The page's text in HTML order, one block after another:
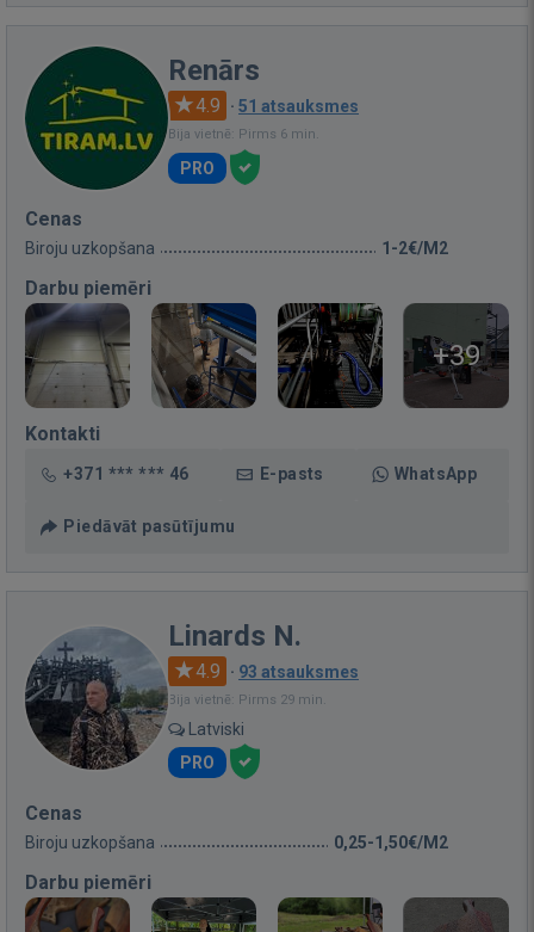
Renārs
4.9 · 51 atsauksmes
Bija vietnē: Pirms 6 min.
PRO
Cenas
Biroju uzkopšana 1-2€/M2
Darbu piemēri
+39
Kontakti
+371 *** *** 46 E-pasts WhatsApp
Piedāvāt pasūtījumu
Linards N.
4.9 · 93 atsauksmes
Bija vietnē: Pirms 29 min.
Latviski
PRO
Cenas
Biroju uzkopšana 0,25-1,50€/M2
Darbu piemēri